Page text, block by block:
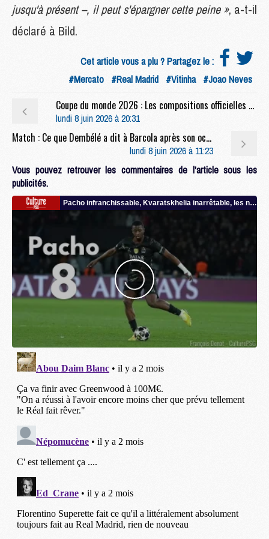
jusqu'à présent –, il peut s'épargner cette peine », a-t-il
déclaré à Bild.
Cet article vous a plu ? Partagez le :
#Mercato #Real Madrid #Vitinha #Joao Neves
Coupe du monde 2026 : Les compositions officielles de France/Irlande du Nord dévoilées, deux Parisiens titulaires
lundi 8 juin 2026 à 20:31
Match : Ce que Dembélé a dit à Barcola après son occasion manquée face à Arsenal
lundi 8 juin 2026 à 11:23
Vous pouvez retrouver les commentaires de l'article sous les
publicités.